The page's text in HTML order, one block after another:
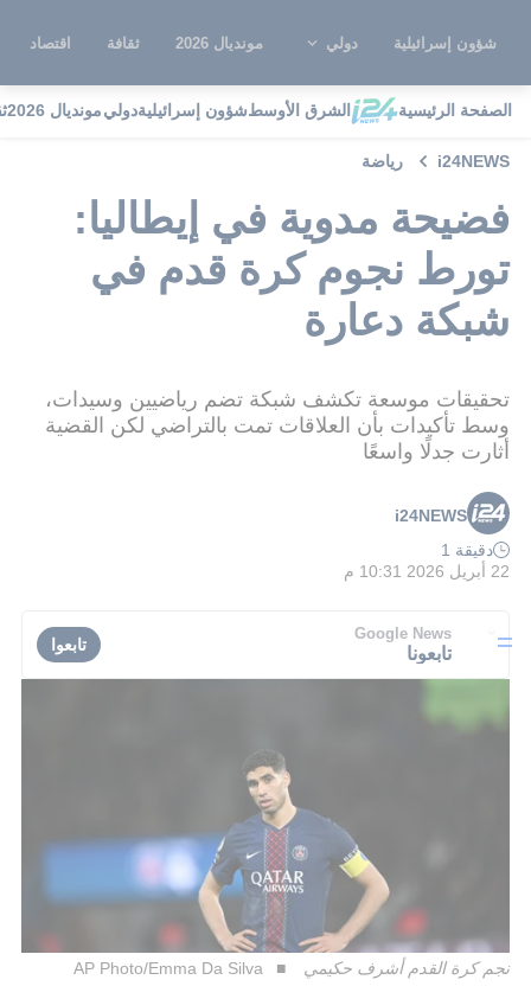
شؤون إسرائيلية دولي مونديال 2026 ثقافة اقتصاد
الصفحة الرئيسية الشرق الأوسطشؤون إسرائيليةدوليمونديال 2026
i24NEWS رياضة
فضيحة مدوية في إيطاليا:
تورط نجوم كرة قدم في
شبكة دعارة
تحقيقات موسعة تكشف شبكة تضم رياضيين وسيدات،
وسط تأكيدات بأن العلاقات تمت بالتراضي لكن القضية
أثارت جدلًا واسعًا
i24NEWS
دقيقة 1
22 أبريل 2026 10:31 م
Google News
تابعونا تابعوا
نجم كرة القدم أشرف حكيمي AP Photo/Emma Da Silva